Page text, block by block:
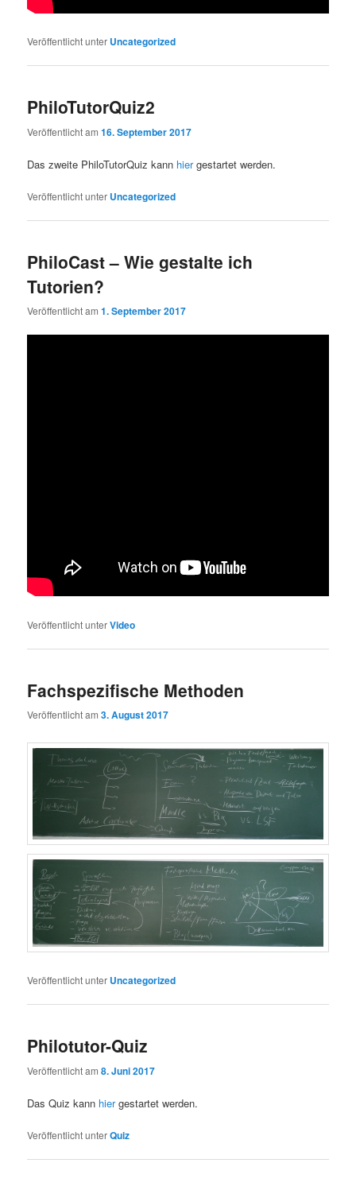
Veröffentlicht unter Uncategorized
PhiloTutorQuiz2
Veröffentlicht am16. September 2017
Das zweite PhiloTutorQuiz kann hiergestartet werden.
Veröffentlicht unter Uncategorized
PhiloCast – Wie gestalte ich
Tutorien?
Veröffentlicht am1. September 2017
Veröffentlicht unterVideo
Fachspezifische Methoden
Veröffentlicht am3. August 2017
Veröffentlicht unter Uncategorized
Philotutor-Quiz
Veröffentlicht am8. Juni 2017
Das Quiz kann hiergestartet werden.
Veröffentlicht unterQuiz